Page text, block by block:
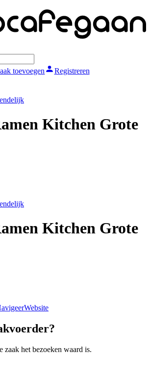
toevoegen
Registreren
Kitchen Grote
Kitchen Grote
Website
zaak het bezoeken waard is.